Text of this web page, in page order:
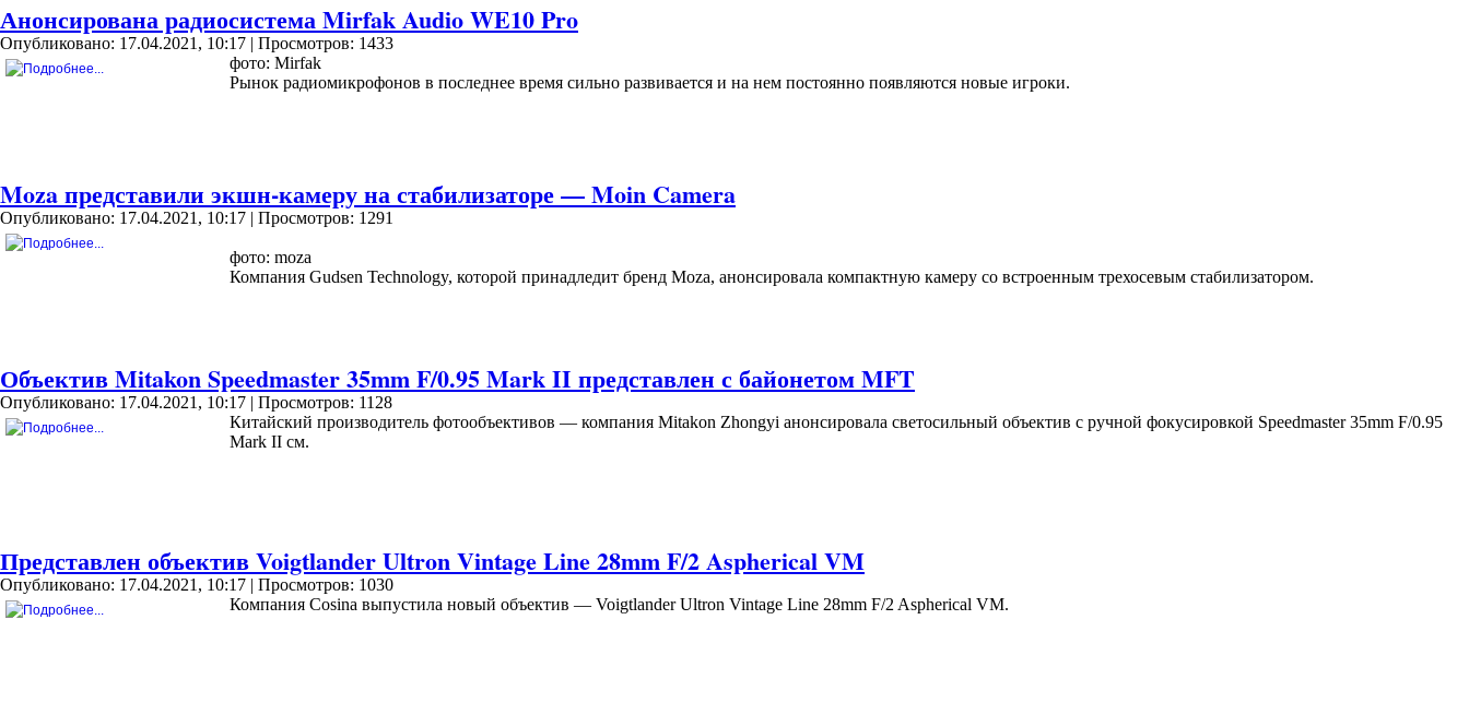
Анонсирована радиосистема Mirfak Audio WE10 Pro
Опубликовано: 17.04.2021, 10:17 | Просмотров: 1433
фото: Mirfak
Рынок радиомикрофонов в последнее время сильно развивается и на нем постоянно появляются новые игроки.
Moza представили экшн-камеру на стабилизаторе — Moin Camera
Опубликовано: 17.04.2021, 10:17 | Просмотров: 1291
фото: moza
Компания Gudsen Technology, которой принадледит бренд Moza, анонсировала компактную камеру со встроенным трехосевым стабилизатором.
Объектив Mitakon Speedmaster 35mm F/0.95 Mark II представлен с байонетом MFT
Опубликовано: 17.04.2021, 10:17 | Просмотров: 1128
Китайский производитель фотообъективов — компания Mitakon Zhongyi анонсировала светосильный объектив с ручной фокусировкой Speedmaster 35mm F/0.95
Mark II см.
Представлен объектив Voigtlander Ultron Vintage Line 28mm F/2 Aspherical VM
Опубликовано: 17.04.2021, 10:17 | Просмотров: 1030
Компания Cosina выпустила новый объектив — Voigtlander Ultron Vintage Line 28mm F/2 Aspherical VM.